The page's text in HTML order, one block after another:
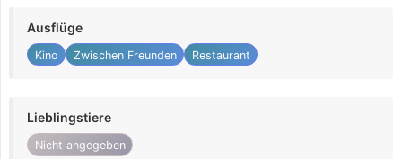
Ausflüge
Kino Zwischen Freunden Restaurant
Lieblingstiere
Nicht angegeben